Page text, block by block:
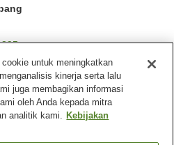
295
Spa / Salon kecantikan
Pengiriman ke rumah
untuk meningkatkan
kinerja serta lalu
juga membagikan informasi
oleh Anda kepada mitra
analitik kami. Kebijakan